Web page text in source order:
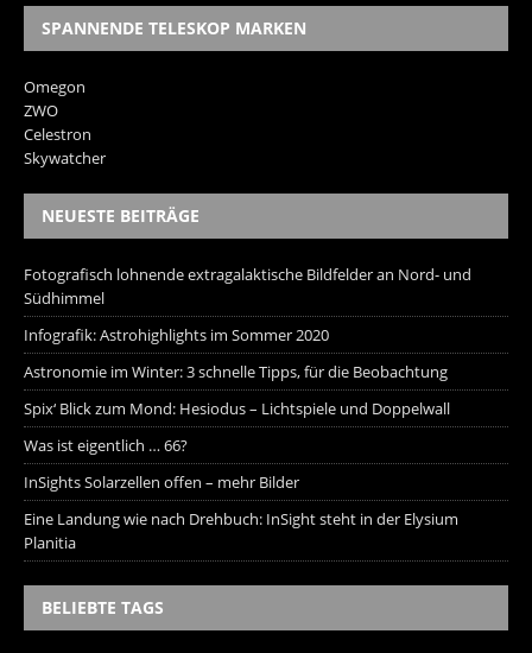
SPANNENDE TELESKOP MARKEN
Omegon
ZWO
Celestron
Skywatcher
NEUESTE BEITRÄGE
Fotografisch lohnende extragalaktische Bildfelder an Nord- und
Südhimmel
Infografik: Astrohighlights im Sommer 2020
Astronomie im Winter: 3 schnelle Tipps, für die Beobachtung
Spix‘ Blick zum Mond: Hesiodus – Lichtspiele und Doppelwall
Was ist eigentlich … 66?
InSights Solarzellen offen – mehr Bilder
Eine Landung wie nach Drehbuch: InSight steht in der Elysium
Planitia
BELIEBTE TAGS